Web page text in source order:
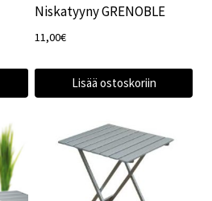
Niskatyyny GRENOBLE
11,00€
Lisää ostoskoriin